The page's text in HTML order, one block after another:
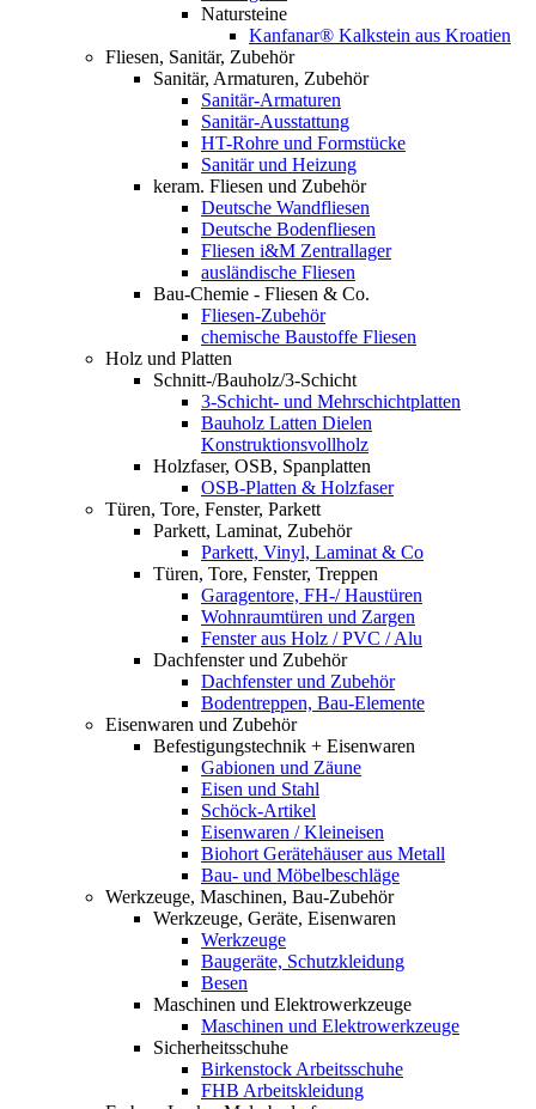
Natursteine
Kanfanar® Kalkstein aus Kroatien
Fliesen, Sanitär, Zubehör
Sanitär, Armaturen, Zubehör
Sanitär-Armaturen
Sanitär-Ausstattung
HT-Rohre und Formstücke
Sanitär und Heizung
keram. Fliesen und Zubehör
Deutsche Wandfliesen
Deutsche Bodenfliesen
Fliesen i&M Zentrallager
ausländische Fliesen
Bau-Chemie - Fliesen & Co.
Fliesen-Zubehör
chemische Baustoffe Fliesen
Holz und Platten
Schnitt-/Bauholz/3-Schicht
3-Schicht- und Mehrschichtplatten
Bauholz Latten Dielen
Konstruktionsvollholz
Holzfaser, OSB, Spanplatten
OSB-Platten & Holzfaser
Türen, Tore, Fenster, Parkett
Parkett, Laminat, Zubehör
Parkett, Vinyl, Laminat & Co
Türen, Tore, Fenster, Treppen
Garagentore, FH-/ Haustüren
Wohnraumtüren und Zargen
Fenster aus Holz / PVC / Alu
Dachfenster und Zubehör
Dachfenster und Zubehör
Bodentreppen, Bau-Elemente
Eisenwaren und Zubehör
Befestigungstechnik + Eisenwaren
Gabionen und Zäune
Eisen und Stahl
Schöck-Artikel
Eisenwaren / Kleineisen
Biohort Gerätehäuser aus Metall
Bau- und Möbelbeschläge
Werkzeuge, Maschinen, Bau-Zubehör
Werkzeuge, Geräte, Eisenwaren
Werkzeuge
Baugeräte, Schutzkleidung
Besen
Maschinen und Elektrowerkzeuge
Maschinen und Elektrowerkzeuge
Sicherheitsschuhe
Birkenstock Arbeitsschuhe
FHB Arbeitskleidung